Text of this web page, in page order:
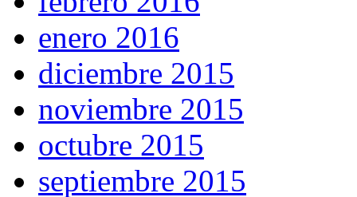
enero 2016
diciembre 2015
noviembre 2015
octubre 2015
septiembre 2015